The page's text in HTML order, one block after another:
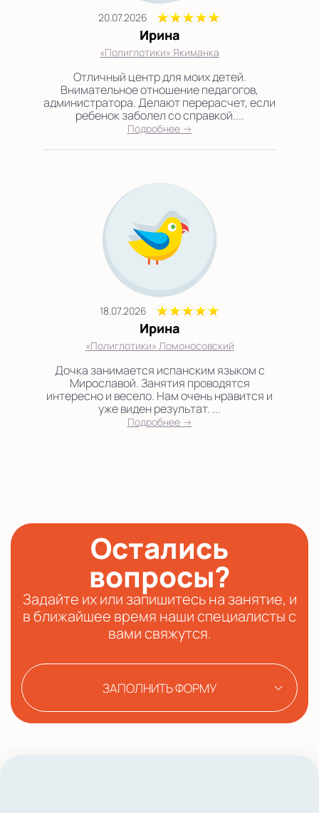
20.07.2026
Ирина
«Полиглотики» Якиманка
Отличный центр для моих детей.
Внимательное отношение педагогов,
администратора. Делают перерасчет, если
ребенок заболел со справкой....
Подробнее →
18.07.2026
Ирина
«Полиглотики» Ломоносовский
Дочка занимается испанским языком с
Мирославой. Занятия проводятся
интересно и весело. Нам очень нравится и
уже виден результат. ...
Подробнее →
Остались
вопросы?
Задайте их или запишитесь на занятие, и
в ближайшее время наши специалисты с
вами свяжутся.
ЗАПОЛНИТЬ ФОРМУ